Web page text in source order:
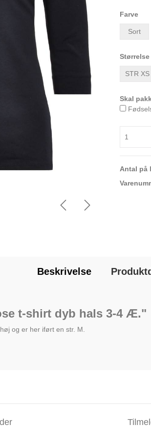
Farve
Sort
Størrelse
STR XS
Skal
Antal på
Beskrivelse
t-shirt dyb hals 3-4 Æ."
og er her iført en str. M.